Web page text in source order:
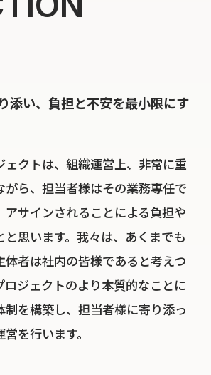
添い、負担と不安を最小限にす
ェクトは、組織運営上、非常に重
がら、担当者様はその業務専任で
アサインされることによる負担や
思います。我々は、あくまでも
体者は社内の皆様であると考えつ
ロジェクトのより本質的なことに
制を構築し、担当者様に寄り添っ
を行います。